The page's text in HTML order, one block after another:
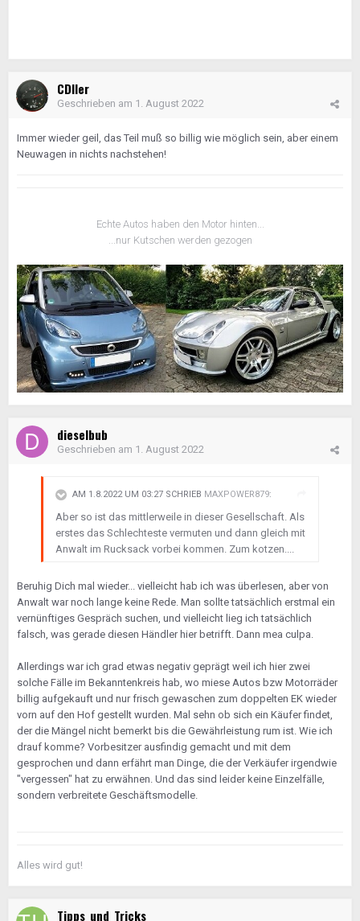
CDIler
Geschrieben am 1. August 2022
Immer wieder geil, das Teil muß so billig wie möglich sein, aber einem
Neuwagen in nichts nachstehen!
Echte Autos haben den Motor hinten...
...nur Kutschen werden gezogen
dieselbub
Geschrieben am 1. August 2022
AM 1.8.2022 UM 03:27 SCHRIEB MAXPOWER879:
Aber so ist das mittlerweile in dieser Gesellschaft. Als
erstes das Schlechteste vermuten und dann gleich mit
Anwalt im Rucksack vorbei kommen. Zum kotzen....
Beruhig Dich mal wieder... vielleicht hab ich was überlesen, aber von
Anwalt war noch lange keine Rede. Man sollte tatsächlich erstmal ein
vernünftiges Gespräch suchen, und vielleicht lieg ich tatsächlich
falsch, was gerade diesen Händler hier betrifft. Dann mea culpa.
Allerdings war ich grad etwas negativ geprägt weil ich hier zwei
solche Fälle im Bekanntenkreis hab, wo miese Autos bzw Motorräder
billig aufgekauft und nur frisch gewaschen zum doppelten EK wieder
vorn auf den Hof gestellt wurden. Mal sehn ob sich ein Käufer findet,
der die Mängel nicht bemerkt bis die Gewährleistung rum ist. Wie ich
drauf komme? Vorbesitzer ausfindig gemacht und mit dem
gesprochen und dann erfährt man Dinge, die der Verkäufer irgendwie
"vergessen" hat zu erwähnen. Und das sind leider keine Einzelfälle,
sondern verbreitete Geschäftsmodelle.
Alles wird gut!
Tipps_und_Tricks